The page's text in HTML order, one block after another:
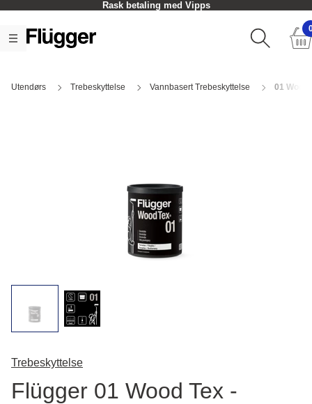
Rask betaling med Vipps
Utendørs Trebeskyttelse Vannbasert Trebeskyttelse 01 Wood
Trebeskyttelse
Flügger 01 Wood Tex -